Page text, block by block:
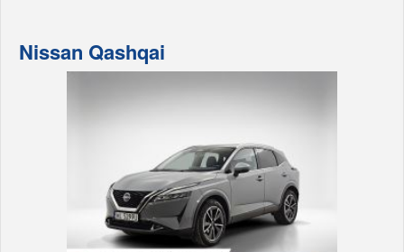
Nissan Qashqai